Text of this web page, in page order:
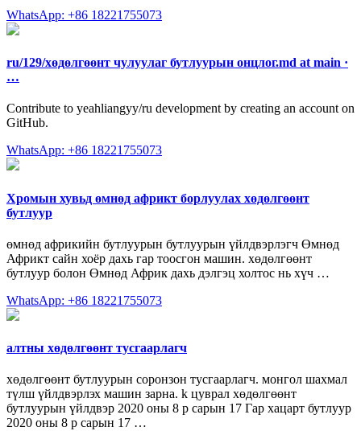
WhatsApp: +86 18221755073
ru/129/хөдөлгөөнт чулуулаг бутлуурын онцлог.md at main ·
…
Contribute to yeahliangyy/ru development by creating an account on
GitHub.
WhatsApp: +86 18221755073
Хромын хувьд өмнөд африкт борлуулах хөдөлгөөнт
бутлуур
өмнөд африкийн бутлуурын бутлуурын үйлдвэрлэгч Өмнөд
Африкт сайн хоёр дахь гар тоосгон машин. хөдөлгөөнт
бутлуур болон Өмнөд Африк дахь дэлгэц холтос нь хүч …
WhatsApp: +86 18221755073
алтны хөдөлгөөнт тусгаарлагч
хөдөлгөөнт бутлуурын соронзон тусгаарлагч. монгол шахмал
түлш үйлдвэрлэх машин зарна. k цуврал хөдөлгөөнт
бутлуурын үйлдвэр 2020 оны 8 р сарын 17 Гар хацарт бутлуур
2020 оны 8 р сарын 17 …